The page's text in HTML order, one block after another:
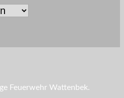
Feuerwehr Wattenbek.